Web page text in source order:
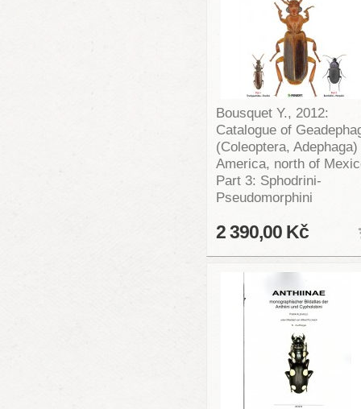
Bousquet Y., 2012:
Catalogue of
(Coleoptera,
America, north of
Part 3: Sphodrini-
Pseudomorphini
2 390,00 Kč